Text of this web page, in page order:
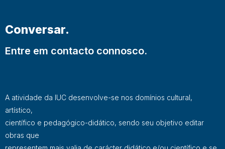
Conversar.
Entre em contacto connosco.
A atividade da IUC desenvolve-se nos domínios cultural,
artístico,
científico e pedagógico-didático, sendo seu objetivo editar
obras que